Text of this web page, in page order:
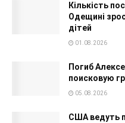
Кількість
Одещині
дітей
01.08.2026
Погиб
поисковую
05.08.2026
США ведуть